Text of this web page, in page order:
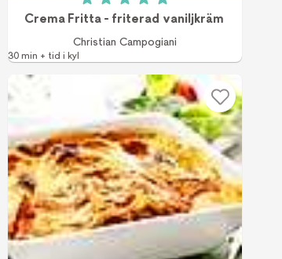
Betyg: 5 av 5 (1 röster)
Crema Fritta - friterad vaniljkräm
Christian Campogiani
30 min + tid i kyl